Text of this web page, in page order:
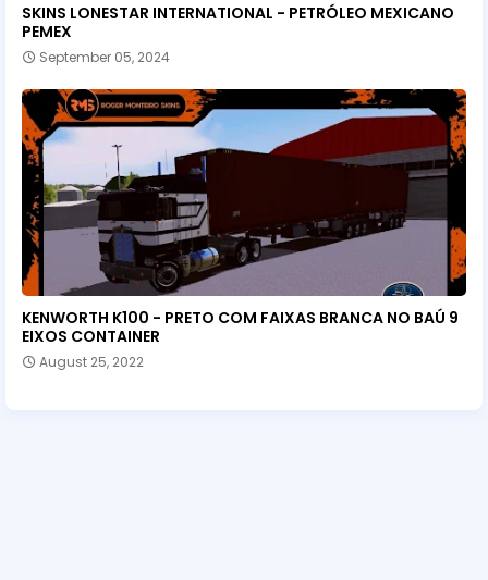
SKINS LONESTAR INTERNATIONAL - PETRÓLEO MEXICANO
PEMEX
September 05, 2024
KENWORTH K100 - PRETO COM FAIXAS BRANCA NO BAÚ 9
EIXOS CONTAINER
August 25, 2022